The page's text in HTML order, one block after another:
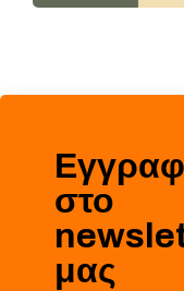
στο
μας